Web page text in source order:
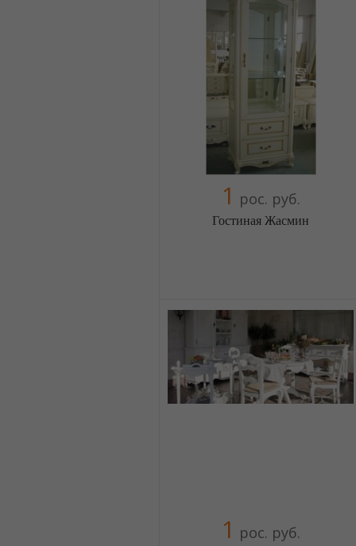
+38(044) 2298919
+38(067) 4454541
1 рос. руб.
Гостиная Жасмин
5 отзыв(а), 100% положительных
Компания верифицирована
+38(044) 2298919
+38(067) 4454541
1 рос. руб.